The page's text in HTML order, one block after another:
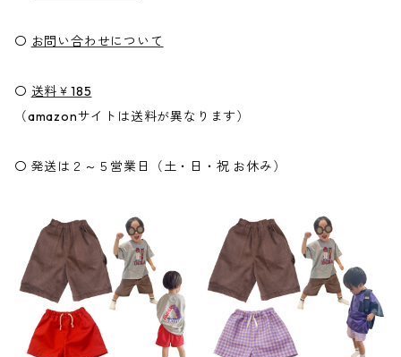
〇 お問い合わせについて
〇 送料￥185
（amazonサイトは送料が異なります）
〇 発送は２～５営業日（土・日・祝 お休み）